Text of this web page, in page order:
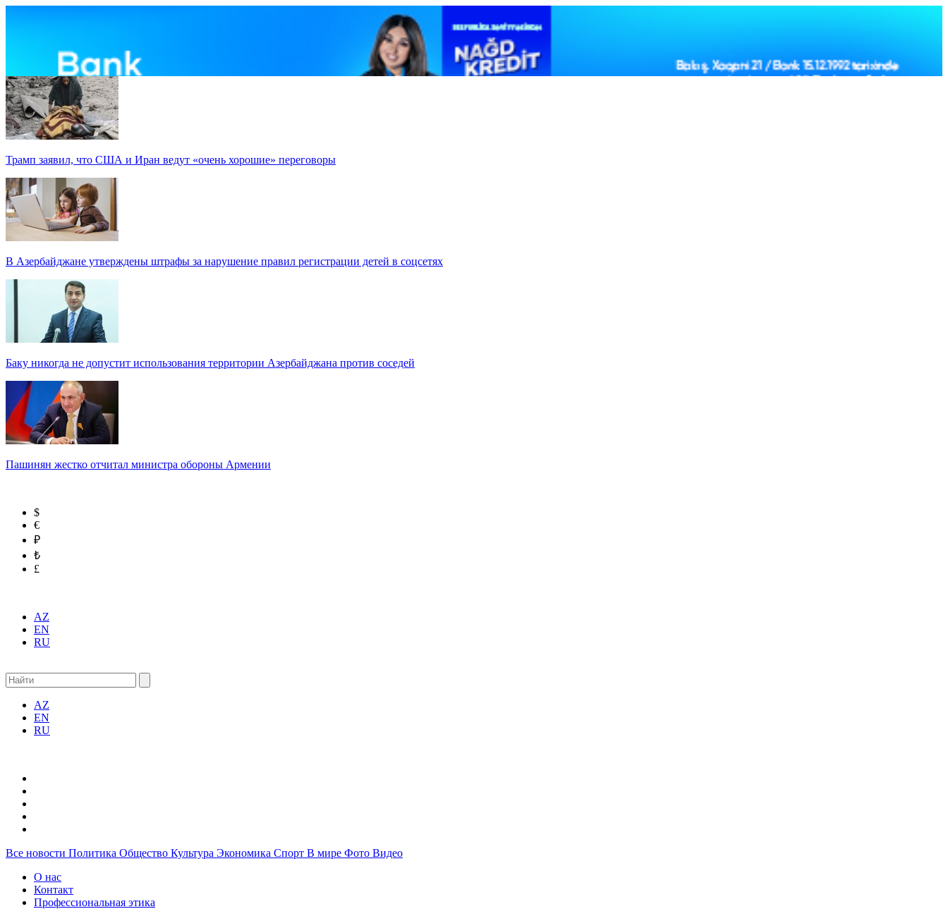
Трамп заявил, что США и Иран ведут «очень хорошие» переговоры
В Азербайджане утверждены штрафы за нарушение правил регистрации детей в соцсетях
Баку никогда не допустит использования территории Азербайджана против соседей
Пашинян жестко отчитал министра обороны Армении
$
€
₽
₺
£
AZ
EN
RU
AZ
EN
RU
Все новости Политика Общество Культура Экономика Спорт В мире Фото Видео
О нас
Контакт
Профессиональная этика